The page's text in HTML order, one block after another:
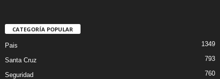
CATEGORÍA POPULAR
Pais 1349
Santa Cruz 793
Seguridad 760